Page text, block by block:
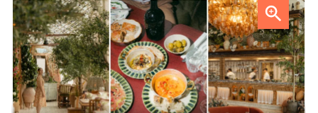
FOTO: Urban Italian Group